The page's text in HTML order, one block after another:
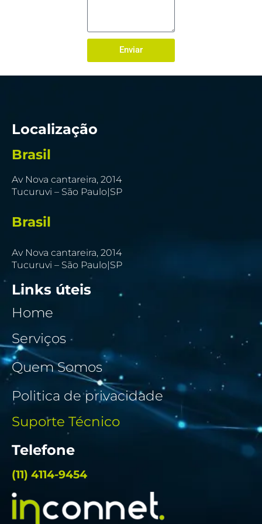
Enviar
Localização
Brasil
Av Nova cantareira, 2014
Tucuruvi – São Paulo|SP
Brasil
Av Nova cantareira, 2014
Tucuruvi – São Paulo|SP
Links úteis
Home
Serviços
Quem Somos
Politica de privacidade
Suporte Técnico
Telefone
(11) 4114-9454